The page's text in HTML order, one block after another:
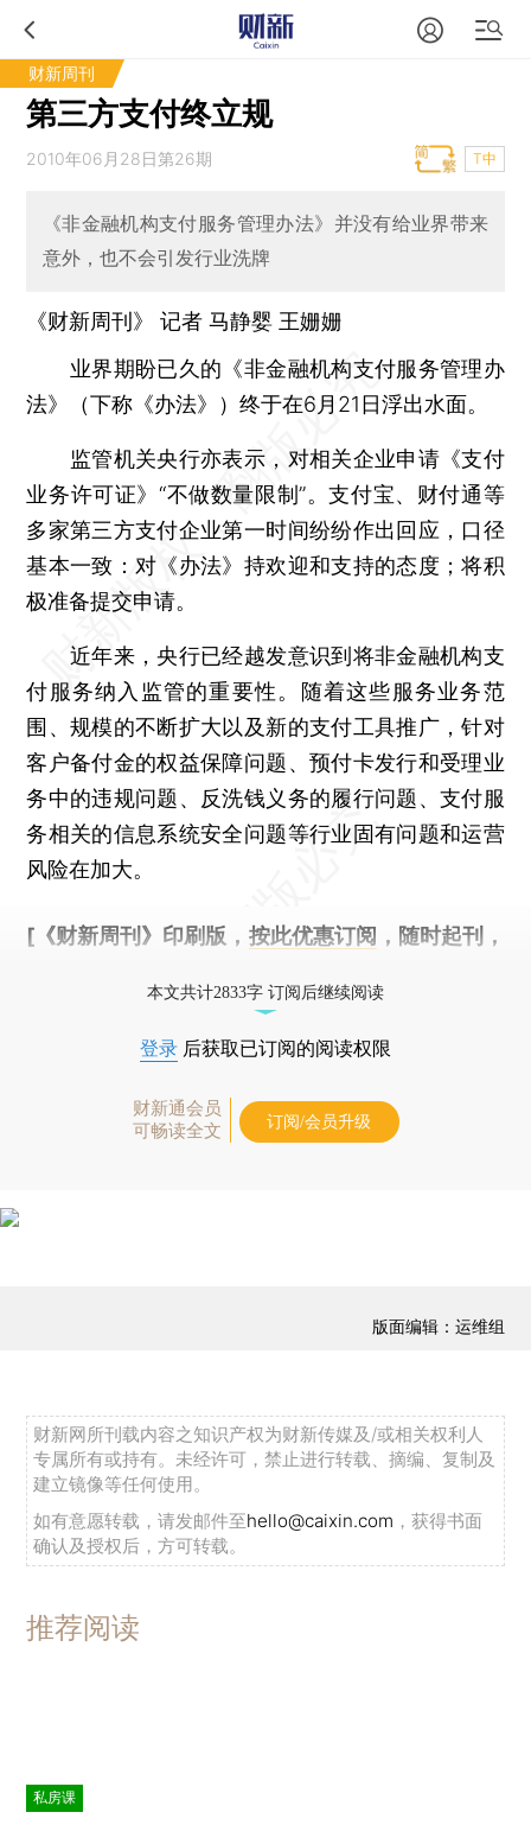
财新周刊
第三方支付终立规
2010年06月28日第26期 T中
《非金融机构支付服务管理办法》并没有给业界带来
意外，也不会引发行业洗牌
《财新周刊》 记者 马静婴 王姗姗
业界期盼已久的《非金融机构支付服务管理办
法》（下称《办法》）终于在6月21日浮出水面。
监管机关央行亦表示，对相关企业申请《支付
业务许可证》“不做数量限制”。支付宝、财付通等
多家第三方支付企业第一时间纷纷作出回应，口径
基本一致：对《办法》持欢迎和支持的态度；将积
极准备提交申请。
近年来，央行已经越发意识到将非金融机构支
付服务纳入监管的重要性。随着这些服务业务范
围、规模的不断扩大以及新的支付工具推广，针对
客户备付金的权益保障问题、预付卡发行和受理业
务中的违规问题、反洗钱义务的履行问题、支付服
务相关的信息系统安全问题等行业固有问题和运营
风险在加大。
[《财新周刊》印刷版， 按此优惠订阅 ，随时起刊，
本文共计2833字 订阅后继续阅读
登录 后获取已订阅的阅读权限
财新通会员
可畅读全文
订阅/会员升级
版面编辑：运维组
财新网所刊载内容之知识产权为财新传媒及/或相关权利人
专属所有或持有。未经许可，禁止进行转载、摘编、复制及
建立镜像等任何使用。
如有意愿转载，请发邮件至hello@caixin.com ，获得书面
确认及授权后，方可转载。
推荐阅读
私房课